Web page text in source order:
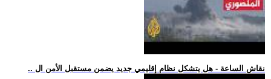
.. نقاش الساعة - هل يتشكل نظام إقليمي جديد يضمن مستقبل الأمن ال